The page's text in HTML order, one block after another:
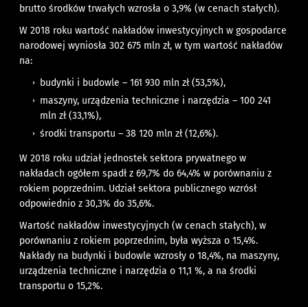
brutto środków trwałych wzrosła o 3,9% (w cenach stałych).
W 2018 roku wartość nakładów inwestycyjnych w gospodarce
narodowej wyniosła 302 675 mln zł, w tym wartość nakładów
na:
budynki i budowle – 161 930 mln zł (53,5%),
maszyny, urządzenia techniczne i narzędzia – 100 241
mln zł (33,1%),
środki transportu – 38 120 mln zł (12,6%).
W 2018 roku udział jednostek sektora prywatnego w
nakładach ogółem spadł z 69,7% do 64,4% w porównaniu z
rokiem poprzednim. Udział sektora publicznego wzrósł
odpowiednio z 30,3% do 35,6%.
Wartość nakładów inwestycyjnych (w cenach stałych), w
porównaniu z rokiem poprzednim, była wyższa o 15,4%.
Nakłady na budynki i budowle wzrosły o 18,4%, na maszyny,
urządzenia techniczne i narzędzia o 11,1 %, a na środki
transportu o 15,2%.